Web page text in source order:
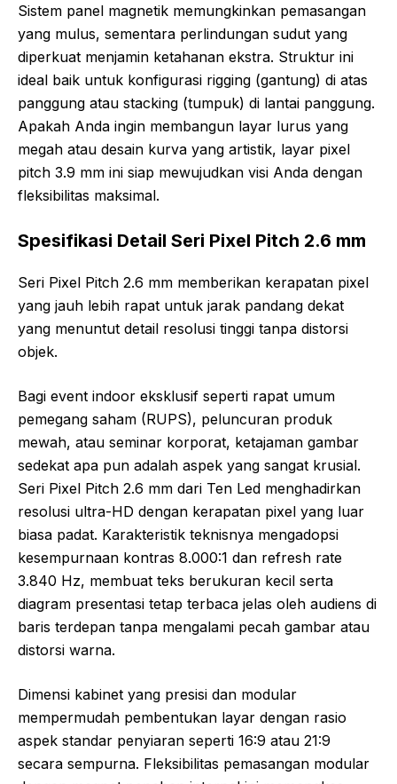
Sistem panel magnetik memungkinkan pemasangan
yang mulus, sementara perlindungan sudut yang
diperkuat menjamin ketahanan ekstra. Struktur ini
ideal baik untuk konfigurasi rigging (gantung) di atas
panggung atau stacking (tumpuk) di lantai panggung.
Apakah Anda ingin membangun layar lurus yang
megah atau desain kurva yang artistik, layar pixel
pitch 3.9 mm ini siap mewujudkan visi Anda dengan
fleksibilitas maksimal.
Spesifikasi Detail Seri Pixel Pitch 2.6 mm
Seri Pixel Pitch 2.6 mm memberikan kerapatan pixel
yang jauh lebih rapat untuk jarak pandang dekat
yang menuntut detail resolusi tinggi tanpa distorsi
objek.
Bagi event indoor eksklusif seperti rapat umum
pemegang saham (RUPS), peluncuran produk
mewah, atau seminar korporat, ketajaman gambar
sedekat apa pun adalah aspek yang sangat krusial.
Seri Pixel Pitch 2.6 mm dari Ten Led menghadirkan
resolusi ultra-HD dengan kerapatan pixel yang luar
biasa padat. Karakteristik teknisnya mengadopsi
kesempurnaan kontras 8.000:1 dan refresh rate
3.840 Hz, membuat teks berukuran kecil serta
diagram presentasi tetap terbaca jelas oleh audiens di
baris terdepan tanpa mengalami pecah gambar atau
distorsi warna.
Dimensi kabinet yang presisi dan modular
mempermudah pembentukan layar dengan rasio
aspek standar penyiaran seperti 16:9 atau 21:9
secara sempurna. Fleksibilitas pemasangan modular